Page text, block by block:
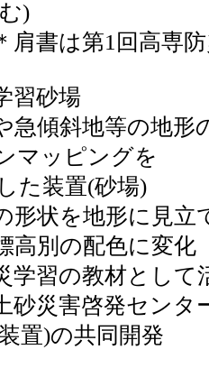
)
は第1回高専防
習砂場
傾斜地等の地形
マッピングを
た装置(砂場)
状を地形に見立
高別の配色に変化
学習の教材として
災害啓発センタ
置)の共同開発